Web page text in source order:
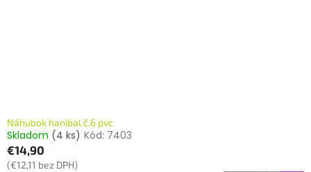
Náhubok hanibal č.6 pvc
Skladom (4 ks) Kód: 7403
€14,90
(€12,11 bez DPH)